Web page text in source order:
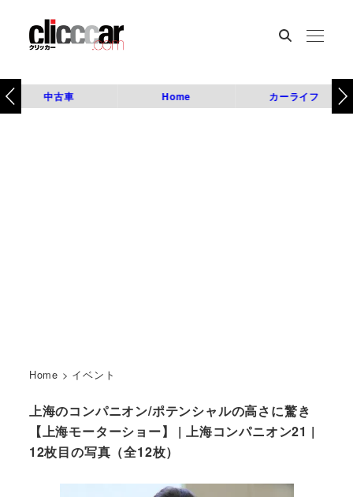
中古車 Home カーライフ
Home > イベント
上海のコンパニオン/ポテンシャルの高さに驚き
【上海モーターショー】 | 上海コンパニオン21 |
12枚目の写真（全12枚）